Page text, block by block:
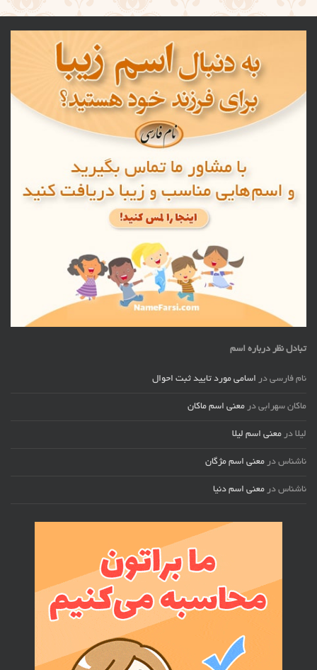
تبادل نظر درباره اسم
نام فارسی در اسامی مورد تایید ثبت احوال
ماکان سهرابی در معنی اسم ماکان
لیلا در معنی اسم لیلا
ناشناس در معنی اسم مژگان
ناشناس در معنی اسم دنیا